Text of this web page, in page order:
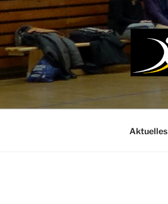
Zum
Inhalt
springen
Aktuelles